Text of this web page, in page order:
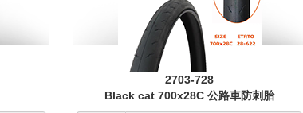
2703-728
Black cat 700x28C 公路車防刺胎